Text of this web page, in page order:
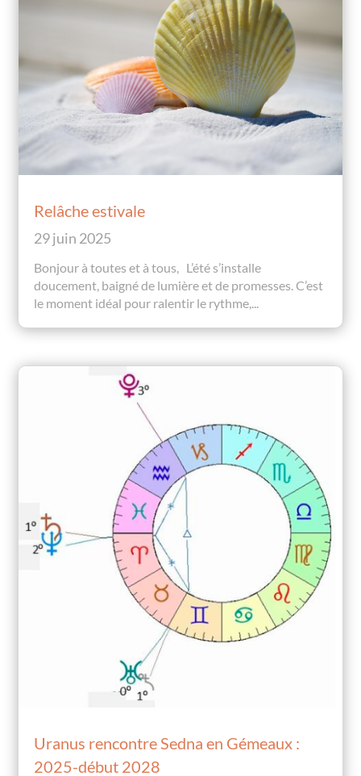
Relâche estivale
29 juin 2025
Bonjour à toutes et à tous, L’été s’installe
doucement, baigné de lumière et de promesses. C’est
le moment idéal pour ralentir le rythme,...
Uranus rencontre Sedna en Gémeaux :
2025-début 2028